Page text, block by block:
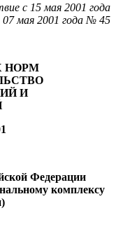
с 15 мая 2001 года
мая 2001 года № 45
НОРМ
И
Федерации
комплексу